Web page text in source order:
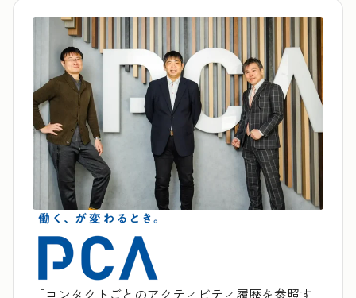
「コンタクトごとのアクティビティ履歴を参照す